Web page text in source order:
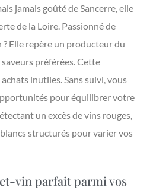
jamais goûté de Sancerre, elle
de la Loire. Passionné de
Elle repère un producteur du
préférées. Cette
inutiles. Sans suivi, vous
pour équilibrer votre
un excès de vins rouges,
structurés pour varier vos
vin parfait parmi vos